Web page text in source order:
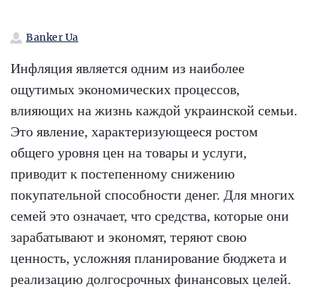
Banker Ua
Инфляция является одним из наиболее
ощутимых экономических процессов,
влияющих на жизнь каждой украинской семьи.
Это явление, характеризующееся ростом
общего уровня цен на товары и услуги,
приводит к постепенному снижению
покупательной способности денег. Для многих
семей это означает, что средства, которые они
зарабатывают и экономят, теряют свою
ценность, усложняя планирование бюджета и
реализацию долгосрочных финансовых целей.